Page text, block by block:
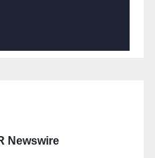
Newswire